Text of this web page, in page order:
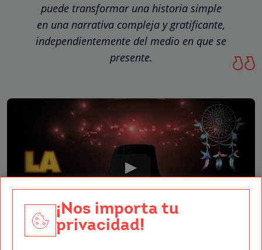
puede transformar una historia simple
en una narrativa compleja y gratificante,
independientemente del medio en que se
presente.
¡Nos importa tu
privacidad!